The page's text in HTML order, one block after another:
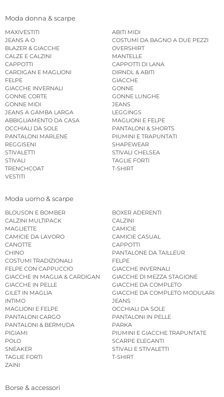
Moda donna & scarpe
MAXIVESTITI
ABITI MIDI
JEANS A O
COSTUMI DA BAGNO A DUE PEZZI
BLAZER & GIACCHE
OVERSHIRT
CALZE E CALZINI
MANTELLE
CAPPOTTI
CAPPOTTI DI LANA
CARDIGAN E MAGLIONI
DIRNDL & ABITI
FELPE
GIACCHE
GIACCHE INVERNALI
GONNE
GONNE CORTE
GONNE LUNGHE
GONNE MIDI
JEANS
JEANS A GAMBA LARGA
LEGGINGS
ABBIGLIAMENTO DA CASA
MAGLIONI E FELPE
OCCHIALI DA SOLE
PANTALONI & SHORTS
PANTALONI MARLENE
PIUMINI E TRAPUNTATI
REGGISENI
SHAPEWEAR
STIVALETTI
STIVALI CHELSEA
STIVALI
TAGLIE FORTI
TRENCHCOAT
T-SHIRT
VESTITI
Moda uomo & scarpe
BLOUSON E BOMBER
BOXER ADERENTI
CALZINI MULTIPACK
CALZINI
MAGLIETTE
CAMICIE
CAMICIE DA LAVORO
CAMICIE CASUAL
CANOTTE
CAPPOTTI
CHINO
PANTALONE DA TAILLEUR
COSTUMI TRADIZIONALI
FELPE
FELPE CON CAPPUCCIO
GIACCHE INVERNALI
GIACCHE IN MAGLIA & CARDIGAN
GIACCHE DI MEZZA STAGIONE
GIACCHE IN PELLE
GIACCHE DA COMPLETO
GILET IN MAGLIA
GIACCHE DA COMPLETO MODULARI
INTIMO
JEANS
MAGLIONI E FELPE
OCCHIALI DA SOLE
PANTALONI CARGO
PANTALONI IN PELLE
PANTALONI & BERMUDA
PARKA
PIGIAMI
PIUMINI E GIACCHE TRAPUNTATE
POLO
SCARPE ELEGANTI
SNEAKER
STIVALI E STIVALETTI
TAGLIE FORTI
T-SHIRT
ZAINI
Borse & accessori